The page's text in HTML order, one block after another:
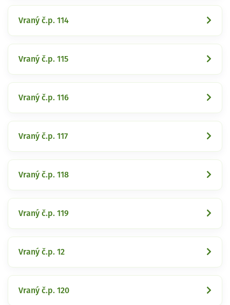
Vraný č.p. 114
Vraný č.p. 115
Vraný č.p. 116
Vraný č.p. 117
Vraný č.p. 118
Vraný č.p. 119
Vraný č.p. 12
Vraný č.p. 120